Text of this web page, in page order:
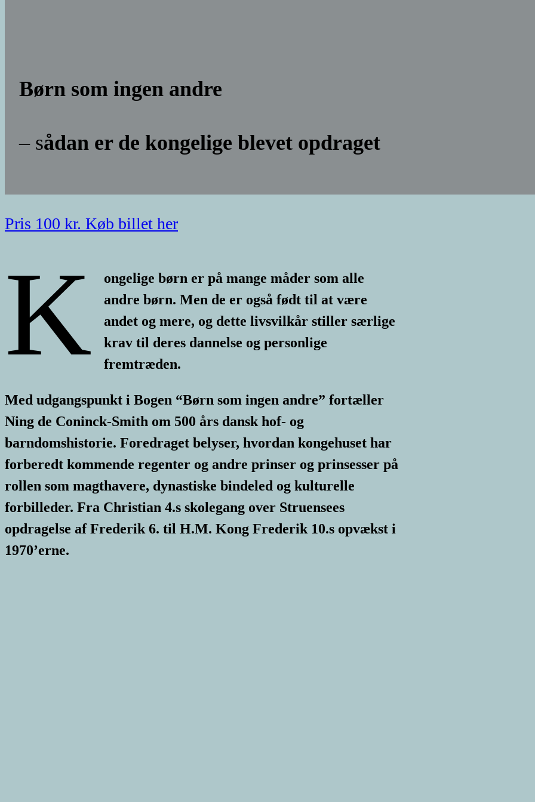
Børn som ingen andre
– sådan er de kongelige blevet opdraget
Pris 100 kr. Køb billet her
K
ongelige børn er på mange måder som alle
andre børn. Men de er også født til at være
andet og mere, og dette livsvilkår stiller særlige
krav til deres dannelse og personlige
fremtræden.
Med udgangspunkt i Bogen “Børn som ingen andre” fortæller
Ning de Coninck-Smith om 500 års dansk hof- og
barndomshistorie. Foredraget belyser, hvordan kongehuset har
forberedt kommende regenter og andre prinser og prinsesser på
rollen som magthavere, dynastiske bindeled og kulturelle
forbilleder. Fra Christian 4.s skolegang over Struensees
opdragelse af Frederik 6. til H.M. Kong Frederik 10.s opvækst i
1970’erne.